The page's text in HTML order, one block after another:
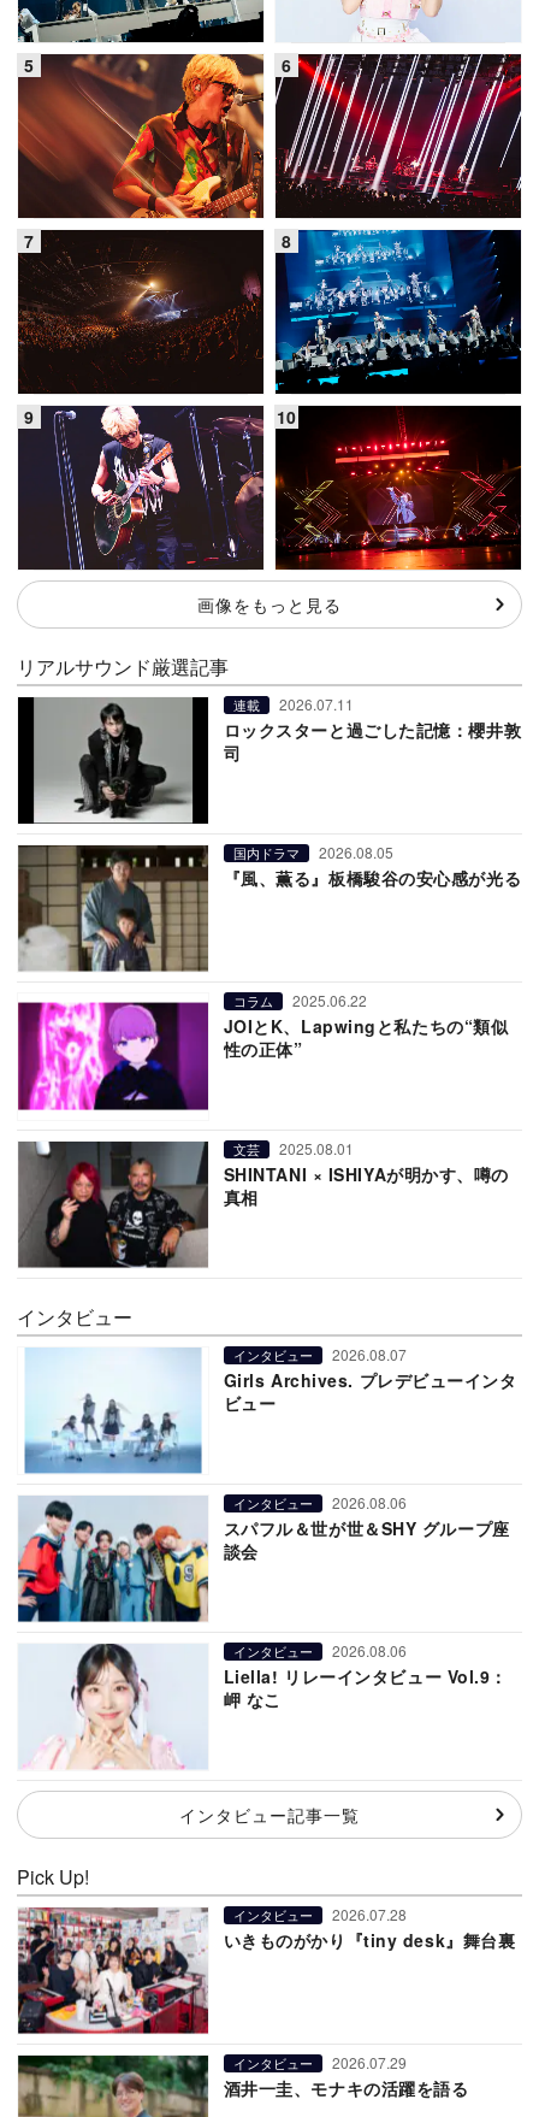
画像をもっと見る
リアルサウンド厳選記事
連載 2026.07.11
ロックスターと過ごした記憶：櫻井敦
司
国内ドラマ 2026.08.05
『風、薫る』板橋駿谷の安心感が光る
コラム 2025.06.22
JOIとK、Lapwingと私たちの“類似
性の正体”
文芸 2025.08.01
SHINTANI × ISHIYAが明かす、噂の
真相
インタビュー
インタビュー 2026.08.07
Girls Archives. プレデビューインタ
ビュー
インタビュー 2026.08.06
スパフル＆世が世＆SHY グループ座
談会
インタビュー 2026.08.06
Liella! リレーインタビュー Vol.9：
岬 なこ
インタビュー記事一覧
Pick Up!
インタビュー 2026.07.28
いきものがかり『tiny desk』舞台裏
インタビュー 2026.07.29
酒井一圭、モナキの活躍を語る